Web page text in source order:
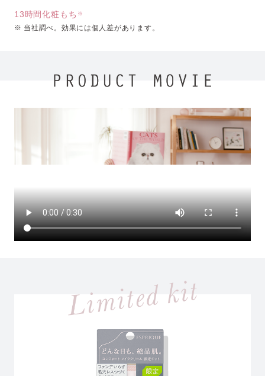
13時間化粧もち ※
※ 当社調べ。効果には個人差があります。